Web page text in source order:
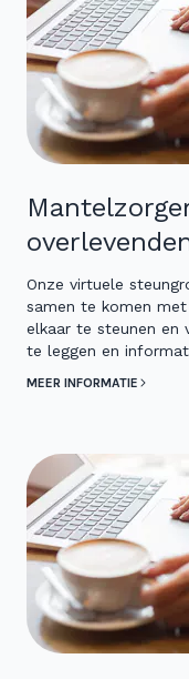
Onze virtuele
samen te komen
elkaar te steunen en
te leggen en
MEER INFORMATIE